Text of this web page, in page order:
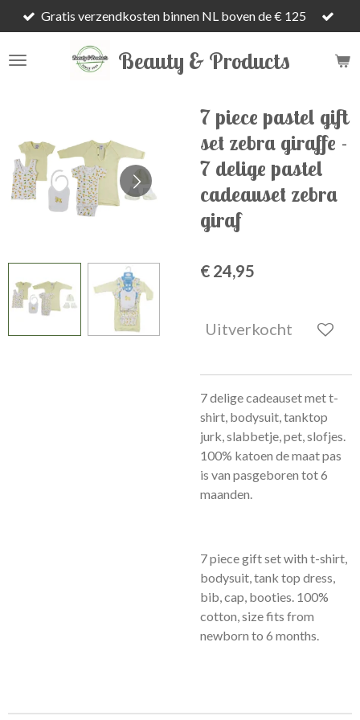
Ga
direct
naar
Beauty & Products
Gratis verzendkosten binnen NL boven de € 125
7 piece pastel gift
set zebra giraffe -
7 delige pastel
cadeauset zebra
giraf
€ 24,95
Uitverkocht
7 delige cadeauset met t-
shirt, bodysuit, tanktop
jurk, slabbetje, pet, slofjes.
100% katoen de maat pas
is van pasgeboren tot 6
maanden.
7 piece gift set with t-shirt,
bodysuit, tank top dress,
bib, cap, booties. 100%
cotton, size fits from
newborn to 6 months.